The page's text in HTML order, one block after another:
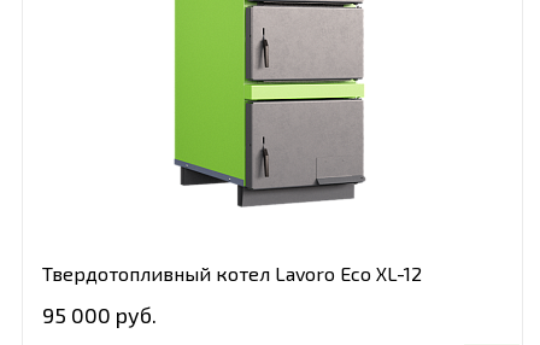
Твердотопливный котел Lavoro Eco XL-12
95 000 руб.